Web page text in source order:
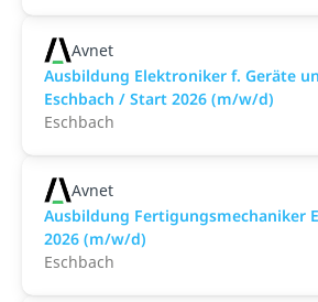
Avnet
Ausbildung Elektroniker f. Geräte
Eschbach / Start 2026 (m/w/d)
Eschbach
Avnet
Ausbildung Fertigungsmechaniker
2026 (m/w/d)
Eschbach